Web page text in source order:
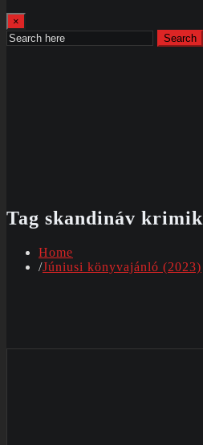
×
Search
Tag skandináv krimik
Home
Júniusi könyvajánló (2023)